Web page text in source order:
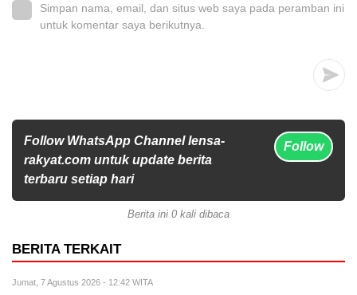
Simpan nama, email, dan situs web saya pada peramban ini
untuk komentar saya berikutnya.
Follow WhatsApp Channel lensa-
rakyat.com untuk update berita
terbaru setiap hari
Follow
Berita ini 0 kali dibaca
BERITA TERKAIT
Jumat, 7 Agustus 2026 - 12:42 WITA